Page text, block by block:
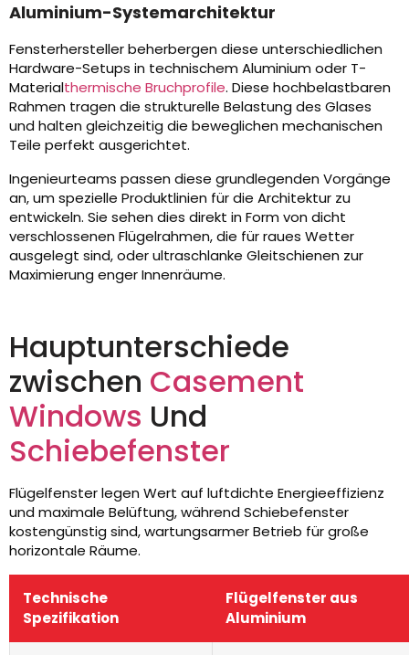
Aluminium-Systemarchitektur
Fensterhersteller beherbergen diese unterschiedlichen
Hardware-Setups in technischem Aluminium oder T-
Materialthermische Bruchprofile. Diese hochbelastbaren
Rahmen tragen die strukturelle Belastung des Glases
und halten gleichzeitig die beweglichen mechanischen
Teile perfekt ausgerichtet.
Ingenieurteams passen diese grundlegenden Vorgänge
an, um spezielle Produktlinien für die Architektur zu
entwickeln. Sie sehen dies direkt in Form von dicht
verschlossenen Flügelrahmen, die für raues Wetter
ausgelegt sind, oder ultraschlanke Gleitschienen zur
Maximierung enger Innenräume.
Hauptunterschiede
zwischen Casement
Windows Und
Schiebefenster
Flügelfenster legen Wert auf luftdichte Energieeffizienz
und maximale Belüftung, während Schiebefenster
kostengünstig sind, wartungsarmer Betrieb für große
horizontale Räume.
Technische
Spezifikation
Flügelfenster aus
Aluminium